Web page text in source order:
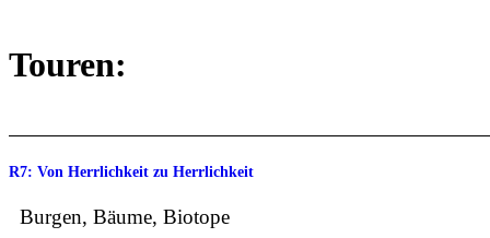
Touren:
R7: Von Herrlichkeit zu Herrlichkeit
Burgen, Bäume, Biotope